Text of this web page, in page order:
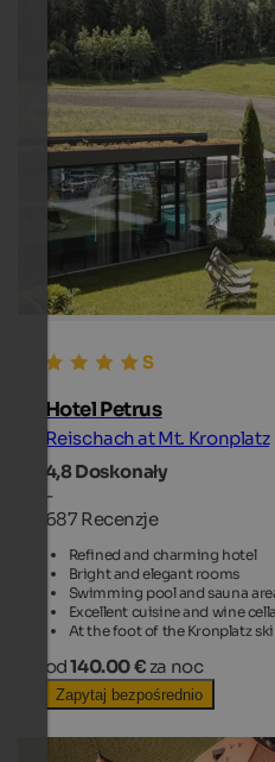
Hotel Petrus
Reischach at Mt. Kronplatz
4,8Doskonały
-
687 Recenzje
Refined and charming hotel
Bright and elegant rooms
Swimming pool and sauna
Excellent cuisine and wine
At the foot of the Kronplatz ski
od140.00 € za noc
Zapytaj bezpośrednio